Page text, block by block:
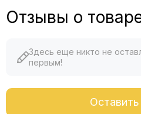
Отзывы о
Здесь еще никто не
первым!